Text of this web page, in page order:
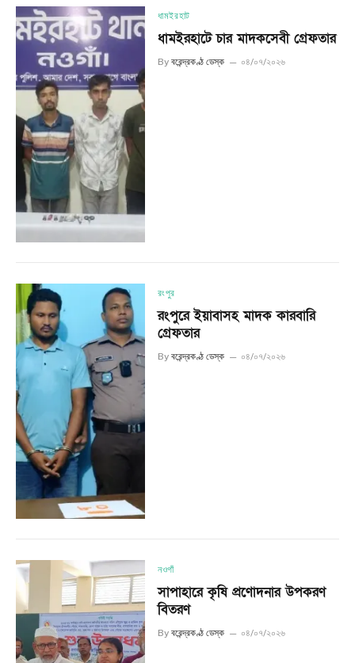
ধামইরহাট
ধামইরহাটে চার মাদকসেবী গ্রেফতার
By বরেন্দ্রকণ্ঠ ডেস্ক ০৪/০৭/২০২৬
রংপুর
রংপুরে ইয়াবাসহ মাদক কারবারি
গ্রেফতার
By বরেন্দ্রকণ্ঠ ডেস্ক ০৪/০৭/২০২৬
নওগাঁ
সাপাহারে কৃষি প্রণোদনার উপকরণ
বিতরণ
By বরেন্দ্রকণ্ঠ ডেস্ক ০৪/০৭/২০২৬